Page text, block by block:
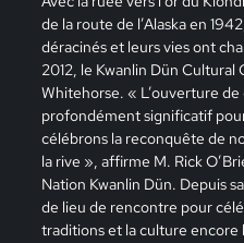
de la route de l’Alaska en
déracinés et leurs vies ont
2012, le Kwanlin Dün
Whitehorse. « L’ouverture
profondément significatif
célébrons la reconquête de
la rive », affirme M. Rick
Nation Kwanlin Dün. Depuis
de lieu de rencontre pour
traditions et la culture encore